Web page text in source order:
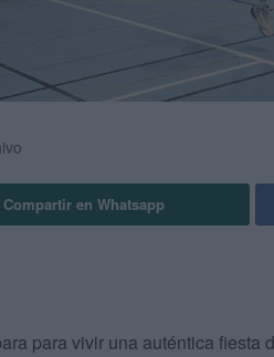
Compartir en Whatsapp
para vivir una auténtica